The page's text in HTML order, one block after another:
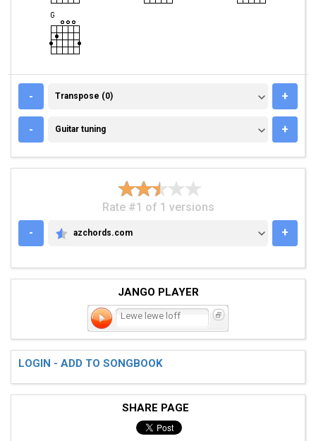
- TRANSPOSE (0)
Transpose (0) +
- GUITAR TUNING
Guitar tuning +
Rate #1 of 1 versions
-
AZCHORDS.COM
azchords.com +
JANGO PLAYER
Lewe lewe loff
LOGIN - ADD TO SONGBOOK
SHARE PAGE